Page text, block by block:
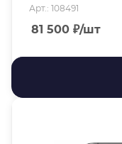
Арт.: 108491
81 500 ₽/шт